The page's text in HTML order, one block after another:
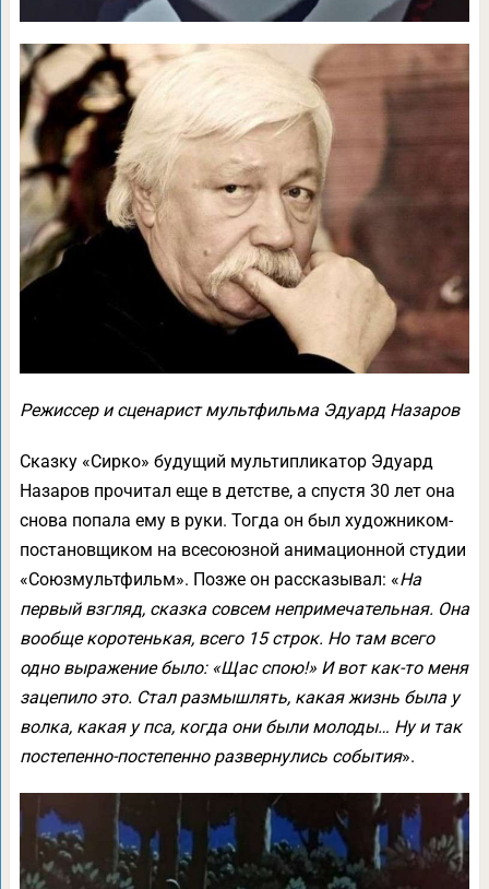
Режиссер и сценарист мультфильма Эдуард Назаров
Сказку «Сирко» будущий мультипликатор Эдуард
Назаров прочитал еще в детстве, а спустя 30 лет она
снова попала ему в руки. Тогда он был художником-
постановщиком на всесоюзной анимационной студии
«Союзмультфильм». Позже он рассказывал: «На
первый взгляд, сказка совсем непримечательная. Она
вообще коротенькая, всего 15 строк. Но там всего
одно выражение было: «Щас спою!» И вот как-то меня
зацепило это. Стал размышлять, какая жизнь была у
волка, какая у пса, когда они были молоды… Ну и так
постепенно-постепенно развернулись события».